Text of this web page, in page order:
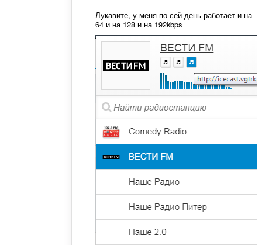
Лукавите, у меня по сей день работает и на
64 и на 128 и на 192kbps